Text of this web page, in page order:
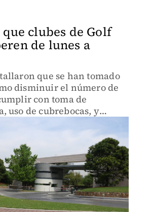
clubes de Golf
de lunes a
que se han tomado
disminuir el número de
con toma de
uso de cubrebocas, y